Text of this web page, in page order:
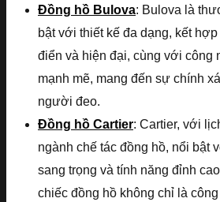
Đồng hồ Bulova: Bulova là
bật với thiết kế đa dạng, kết
điển và hiện đại, cùng với công
mạnh mẽ, mang đến sự chính
người đeo.
Đồng hồ Cartier: Cartier, với
ngành chế tác đồng hồ, nổi bật
sang trọng và tính năng đỉnh
chiếc đồng hồ không chỉ là